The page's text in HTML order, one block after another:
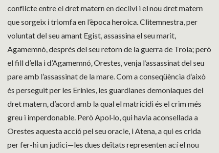
conflicte entre el dret matern en declivi i el nou dret matern
que sorgeix i triomfa en l’època heroica. Clitemnestra, per
voluntat del seu amant Egist, assassina el seu marit,
Agamemnó, després del seu retorn de la guerra de Troia; però
el fill d’ella i d’Agamemnó, Orestes, venja l’assassinat del seu
pare amb l’assassinat de la mare. Com a conseqüència d’això
és perseguit per les Erínies, les guardianes demoníaques del
dret matern, d’acord amb la qual el matricidi és el crim més
greu i imperdonable. Però Apol·lo, qui havia aconsellada a
Orestes aquesta acció pel seu oracle, i Atena, a qui es crida
per fer-hi un judici—les dues deïtats representen ací el nou